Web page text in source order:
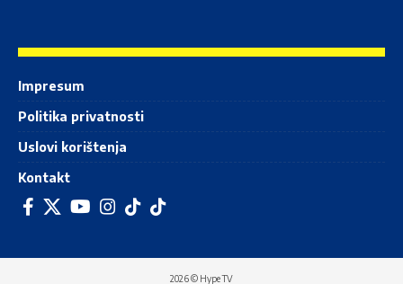
Impresum
Politika privatnosti
Uslovi korištenja
Kontakt
2026 © Hype TV